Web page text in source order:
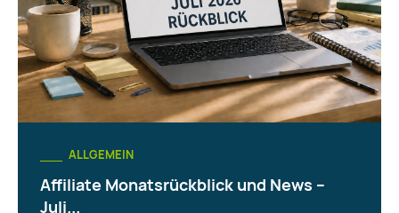
ALLGEMEIN
Affiliate Monatsrückblick und News –
Juli...